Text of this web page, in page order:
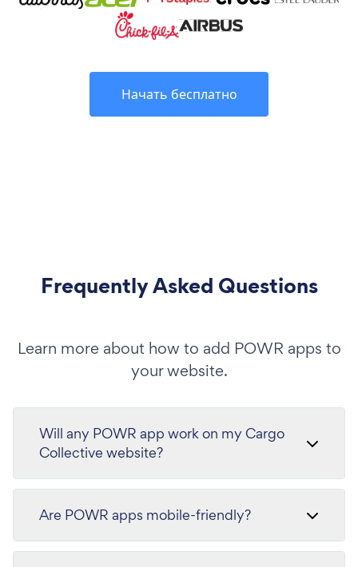
Начать бесплатно
Frequently Asked Questions
Learn more about how to add POWR apps to
your website.
Will any POWR app work on my Cargo
Collective website?
Are POWR apps mobile-friendly?